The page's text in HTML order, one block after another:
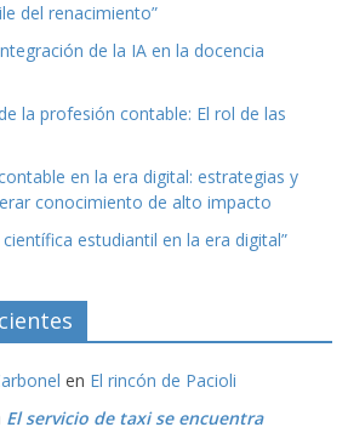
del renacimiento”
de la IA en la docencia
la profesión contable: El rol de las
en la era digital: estrategias y
conocimiento de alto impacto
estudiantil en la era digital”
en El rincón de Pacioli
El servicio de taxi se encuentra